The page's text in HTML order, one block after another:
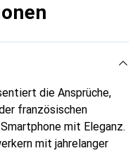
die Ansprüche,
französischen
mit Eleganz.
mit jahrelanger